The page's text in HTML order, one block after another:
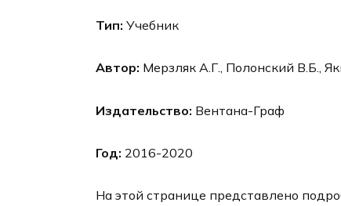
Тип: Учебник
Автор: Мерзляк А.Г., Полонский В.Б.,
Издательство: Вентана-Граф
Год: 2016-2020
На этой странице представлено